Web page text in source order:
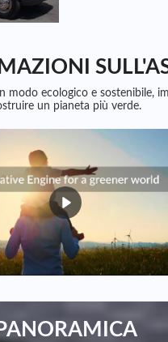
modo ecologico e sostenibile,
un pianeta più verde.